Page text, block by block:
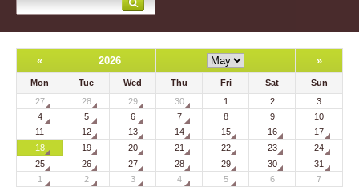
« 2026 »
Mon Tue Wed Thu Fri Sat
Sun
27
28 29 30 1 2
3
4
5 6 7 8 9
10
11
12 13 14 15 16
17
18
19 20 21 22 23
24
25
26 27 28 29 30
31
1
2 3 4 5 6 7